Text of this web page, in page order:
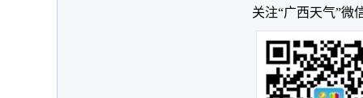
关注“广西天气”微